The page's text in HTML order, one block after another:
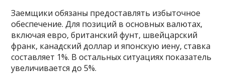
Заемщики обязаны предоставлять избыточное
обеспечение. Для позиций в основных валютах,
включая евро, британский фунт, швейцарский
франк, канадский доллар и японскую иену, ставка
составляет 1%. В остальных ситуациях показатель
увеличивается до 5%.